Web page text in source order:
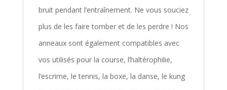
bruit pendant l’entraînement. Ne vous souciez
plus de les faire tomber et de les perdre ! Nos
anneaux sont également compatibles avec
vos utilisés pour la course, l’haltérophilie,
l’escrime, le tennis, la boxe, la danse, le kung